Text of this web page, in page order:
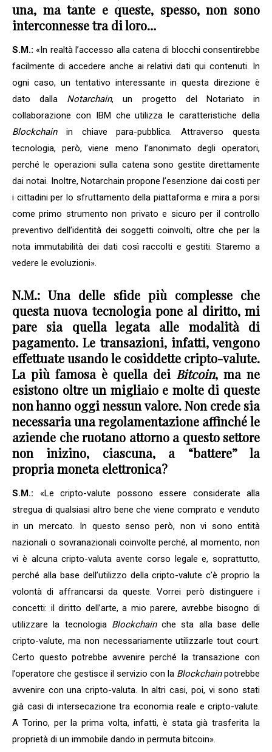
una, ma tante e queste, spesso, non sono
interconnesse tra di loro…
S.M.: «In realtà l’accesso alla catena di blocchi consentirebbe
facilmente di accedere anche ai relativi dati qui contenuti. In
ogni caso, un tentativo interessante in questa direzione è
dato dalla Notarchain, un progetto del Notariato in
collaborazione con IBM che utilizza le caratteristiche della
Blockchainin chiave para-pubblica. Attraverso questa
tecnologia, però, viene meno l’anonimato degli operatori,
perché le operazioni sulla catena sono gestite direttamente
dai notai. Inoltre, Notarchain propone l’esenzione dai costi per
i cittadini per lo sfruttamento della piattaforma e mira a porsi
come primo strumento non privato e sicuro per il controllo
preventivo dell’identità dei soggetti coinvolti, oltre che per la
nota immutabilità dei dati così raccolti e gestiti. Staremo a
vedere le evoluzioni».
N.M.: Una delle sfide più complesse che
questa nuova tecnologia pone al diritto, mi
pare sia quella legata alle modalità di
pagamento. Le transazioni, infatti, vengono
effettuate usando le cosiddette cripto-valute.
La più famosa è quella dei Bitcoin, ma ne
esistono oltre un migliaio e molte di queste
non hanno oggi nessun valore. Non crede sia
necessaria una regolamentazione affinché le
aziende che ruotano attorno a questo settore
non inizino, ciascuna, a “battere” la
propria moneta elettronica?
S.M.: «Le cripto-valute possono essere considerate alla
stregua di qualsiasi altro bene che viene comprato e venduto
in un mercato. In questo senso però, non vi sono entità
nazionali o sovranazionali coinvolte perché, al momento, non
vi è alcuna cripto-valuta avente corso legale e, soprattutto,
perché alla base dell’utilizzo della cripto-valute c’è proprio la
volontà di affrancarsi da queste. Vorrei però distinguere i
concetti: il diritto dell’arte, a mio parere, avrebbe bisogno di
utilizzare la tecnologia Blockchainche sta alla base delle
cripto-valute, ma non necessariamente utilizzarle tout court.
Certo questo potrebbe avvenire perché la transazione con
l’operatore che gestisce il servizio con la Blockchainpotrebbe
avvenire con una cripto-valuta. In altri casi, poi, vi sono stati
già casi di intersecazione tra economia reale e cripto-valute.
A Torino, per la prima volta, infatti, è stata già trasferita la
proprietà di un immobile dando in permuta bitcoin».